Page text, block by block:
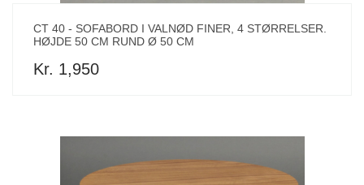
CT 40 - SOFABORD I VALNØD FINER, 4 STØRRELSER.
HØJDE 50 CM RUND Ø 50 CM
Kr. 1,950